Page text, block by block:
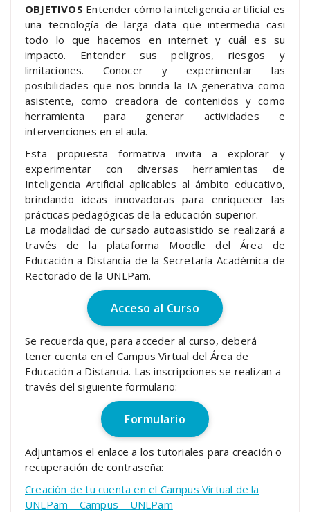
OBJETIVOS Entender cómo la inteligencia artificial es
una tecnología de larga data que intermedia casi
todo lo que hacemos en internet y cuál es su
impacto. Entender sus peligros, riesgos y
limitaciones. Conocer y experimentar las
posibilidades que nos brinda la IA generativa como
asistente, como creadora de contenidos y como
herramienta para generar actividades e
intervenciones en el aula.
Esta propuesta formativa invita a explorar y
experimentar con diversas herramientas de
Inteligencia Artificial aplicables al ámbito educativo,
brindando ideas innovadoras para enriquecer las
prácticas pedagógicas de la educación superior.
La modalidad de cursado autoasistido se realizará a
través de la plataforma Moodle del Área de
Educación a Distancia de la Secretaría Académica de
Rectorado de la UNLPam.
Acceso al Curso
Se recuerda que, para acceder al curso, deberá
tener cuenta en el Campus Virtual del Área de
Educación a Distancia. Las inscripciones se realizan a
través del siguiente formulario:
Formulario
Adjuntamos el enlace a los tutoriales para creación o
recuperación de contraseña:
Creación de tu cuenta en el Campus Virtual de la
UNLPam – Campus – UNLPam